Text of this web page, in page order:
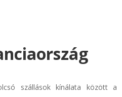
szállások kínálata között a